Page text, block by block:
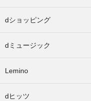
dショッピング
dミュージック
Lemino
dヒッツ